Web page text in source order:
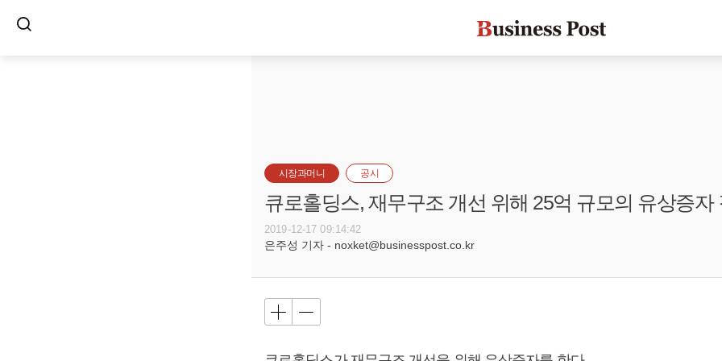
시장과머니 공시
큐로홀딩스, 재무구조 개선 위해 25억 규모의 유상증자
2019-12-17 09:14:42
은주성 기자 - noxket@businesspost.co.kr